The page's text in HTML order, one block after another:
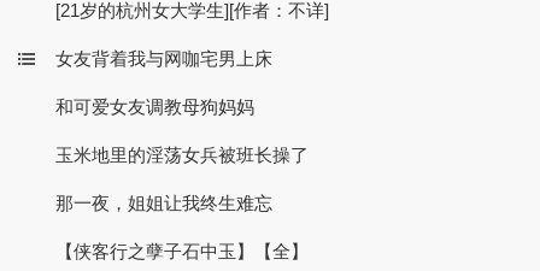
[21岁的杭州女大学生][作者：不详]
女友背着我与网咖宅男上床
和可爱女友调教母狗妈妈
玉米地里的淫荡女兵被班长操了
那一夜，姐姐让我终生难忘
【侠客行之孽子石中玉】【全】